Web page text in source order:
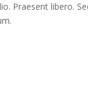
Praesent libero.